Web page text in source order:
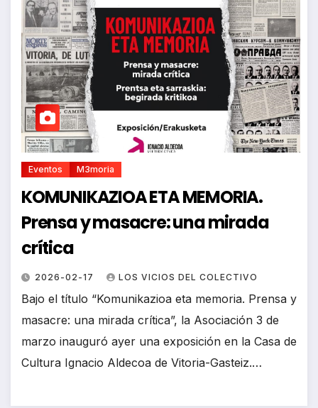
Eventos M3moria
KOMUNIKAZIOA ETA MEMORIA.
Prensa y masacre: una mirada
crítica
2026-02-17 LOS VICIOS DEL COLECTIVO
Bajo el título “Komunikazioa eta memoria. Prensa y
masacre: una mirada crítica”, la Asociación 3 de
marzo inauguró ayer una exposición en la Casa de
Cultura Ignacio Aldecoa de Vitoria-Gasteiz.…